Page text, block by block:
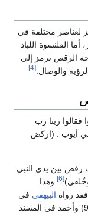
لعناصر مختلفة في
القلنسوة اللباد
الرقص ترمز إلى
والوصال. [4]
فقالوا ربنا رب
أيوب : (اركض
رقص بين يدي النبي
[6]
وهذا
رواه البيهقي في
السنن الكبرى (10/226) وفي الآداب له أيضا (921) وأحمد في المسند